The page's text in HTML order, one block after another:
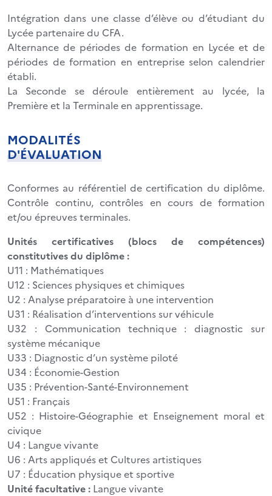
Intégration dans une classe d’élève ou d’étudiant du
Lycée partenaire du CFA.
Alternance de périodes de formation en Lycée et de
périodes de formation en entreprise selon calendrier
établi.
La Seconde se déroule entièrement au lycée, la
Première et la Terminale en apprentissage.
MODALITÉS
D'ÉVALUATION
Conformes au référentiel de certification du diplôme.
Contrôle continu, contrôles en cours de formation
et/ou épreuves terminales.
Unités certificatives (blocs de compétences)
constitutives du diplôme :
U11 : Mathématiques
U12 : Sciences physiques et chimiques
U2 : Analyse préparatoire à une intervention
U31 : Réalisation d’interventions sur véhicule
U32 : Communication technique : diagnostic sur
système mécanique
U33 : Diagnostic d’un système piloté
U34 : Économie-Gestion
U35 : Prévention-Santé-Environnement
U51 : Français
U52 : Histoire-Géographie et Enseignement moral et
civique
U4 : Langue vivante
U6 : Arts appliqués et Cultures artistiques
U7 : Éducation physique et sportive
Unité facultative : Langue vivante